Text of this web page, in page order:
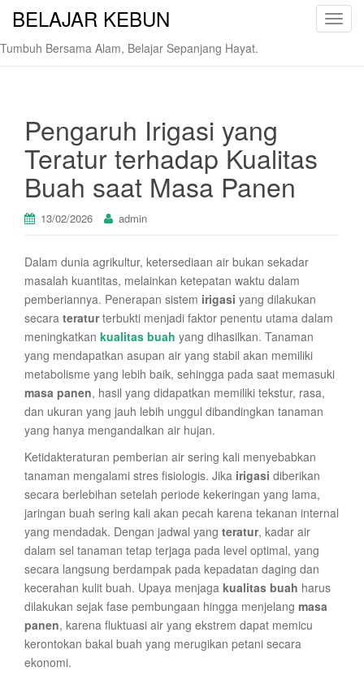
T
BELAJAR KEBUN
Tumbuh Bersama Alam, Belajar Sepanjang Hayat.
Pengaruh Irigasi yang
Teratur terhadap Kualitas
Buah saat Masa Panen
13/02/2026 admin
Dalam dunia agrikultur, ketersediaan air bukan sekadar
masalah kuantitas, melainkan ketepatan waktu dalam
pemberiannya. Penerapan sistem irigasi yang dilakukan
secara teraturterbukti menjadi faktor penentu utama dalam
meningkatkan kualitas buah yang dihasilkan. Tanaman
yang mendapatkan asupan air yang stabil akan memiliki
metabolisme yang lebih baik, sehingga pada saat memasuki
masa panen, hasil yang didapatkan memiliki tekstur, rasa,
dan ukuran yang jauh lebih unggul dibandingkan tanaman
yang hanya mengandalkan air hujan.
Ketidakteraturan pemberian air sering kali menyebabkan
tanaman mengalami stres fisiologis. Jika irigasi diberikan
secara berlebihan setelah periode kekeringan yang lama,
jaringan buah sering kali akan pecah karena tekanan internal
yang mendadak. Dengan jadwal yang teratur, kadar air
dalam sel tanaman tetap terjaga pada level optimal, yang
secara langsung berdampak pada kepadatan daging dan
kecerahan kulit buah. Upaya menjaga kualitas buah harus
dilakukan sejak fase pembungaan hingga menjelang masa
panen, karena fluktuasi air yang ekstrem dapat memicu
kerontokan bakal buah yang merugikan petani secara
ekonomi.